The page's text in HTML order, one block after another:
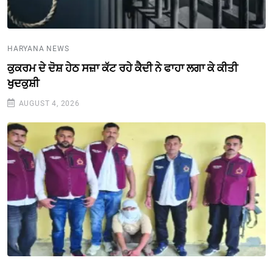
HARYANA NEWS
ਕੁਕਰਮ ਦੇ ਦੋਸ਼ ਹੇਠ ਸਜ਼ਾ ਕੱਟ ਰਹੇ ਕੈਦੀ ਨੇ ਫਾਹਾ ਲਗਾ ਕੇ ਕੀਤੀ
ਖੁਦਕੁਸ਼ੀ
AUGUST 4, 2026